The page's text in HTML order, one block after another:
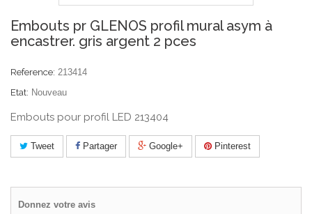
Embouts pr GLENOS profil mural asym à
encastrer. gris argent 2 pces
Reference: 213414
Etat: Nouveau
Embouts pour profil LED 213404
Tweet Partager Google+ Pinterest
Donnez votre avis